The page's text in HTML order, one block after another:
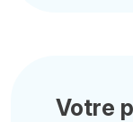
Votre